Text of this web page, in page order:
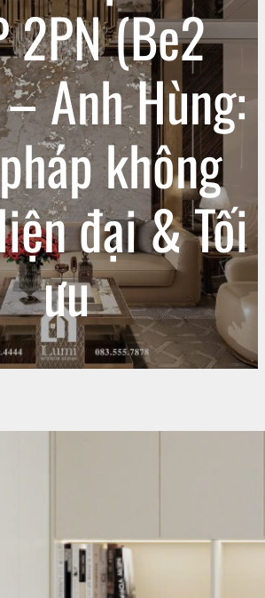
2PN (Be2
Anh Hùng:
không
đại & Tối
ưu